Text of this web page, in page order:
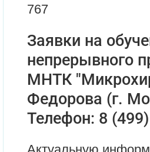
767
Заявки на
непрерывного
МНТК
Федорова (г.
Телефон: 8